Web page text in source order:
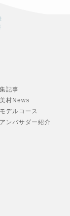
記事
美村News
モデルコース
アンバサダー紹介